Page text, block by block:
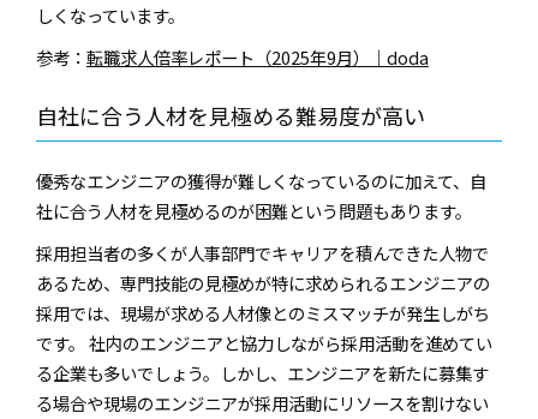
しくなっています。
参考： 転職求人倍率レポート（2025年9月）｜doda
自社に合う人材を見極める難易度が高い
優秀なエンジニアの獲得が難しくなっているのに加えて、自
社に合う人材を見極めるのが困難という問題もあります。
採用担当者の多くが人事部門でキャリアを積んできた人物で
あるため、専門技能の見極めが特に求められるエンジニアの
採用では、現場が求める人材像とのミスマッチが発生しがち
です。 社内のエンジニアと協力しながら採用活動を進めてい
る企業も多いでしょう。しかし、エンジニアを新たに募集す
る場合や現場のエンジニアが採用活動にリソースを割けない